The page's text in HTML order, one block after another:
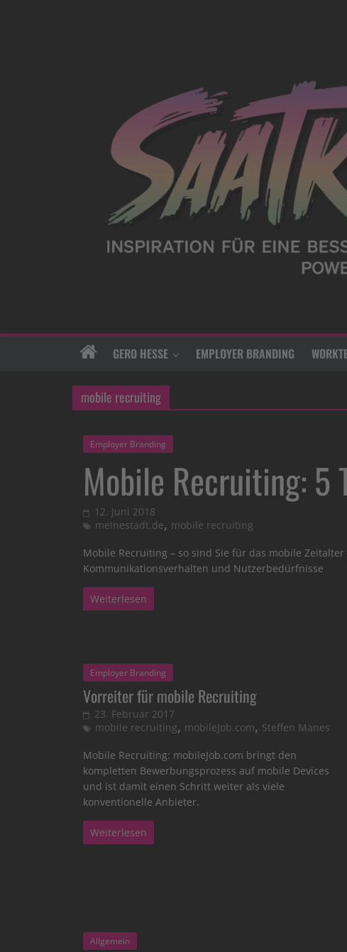
GERO HESSE EMPLOYER BRANDING
mobile recruiting
Employer Branding
Mobile Recruiting: 5
12. Juni 2018
meinestadt.de, mobile recruiting
Mobile Recruiting – so sind Sie für das mobile
Kommunikationsverhalten und Nutzerbedürfnisse
Weiterlesen
Employer Branding
Vorreiter für mobile Recruiting
23. Februar 2017
mobile recruiting, mobileJob.com, Steffen Manes
Mobile Recruiting: mobileJob.com bringt den
kompletten Bewerbungsprozess auf mobile Devices
und ist damit einen Schritt weiter als viele
konventionelle Anbieter.
Weiterlesen
Allgemein